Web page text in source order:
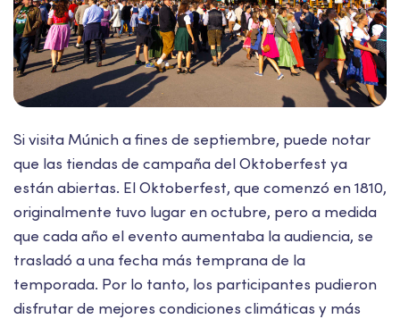
Si visita Múnich a fines de septiembre, puede notar
que las tiendas de campaña del Oktoberfest ya
están abiertas. El Oktoberfest, que comenzó en 1810,
originalmente tuvo lugar en octubre, pero a medida
que cada año el evento aumentaba la audiencia, se
trasladó a una fecha más temprana de la
temporada. Por lo tanto, los participantes pudieron
disfrutar de mejores condiciones climáticas y más